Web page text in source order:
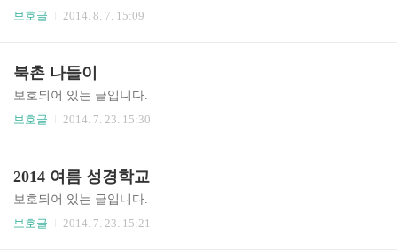
보호글
2014. 8. 7. 15:09
북촌 나들이
보호되어 있는 글입니다.
보호글
2014. 7. 23. 15:30
2014 여름 성경학교
보호되어 있는 글입니다.
보호글
2014. 7. 23. 15:21